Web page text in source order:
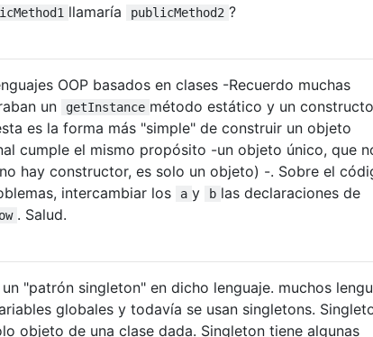
llamaría publicMethod2 ?
OOP basados ​​en clases -Recuerdo muchas
un
getInstance método estático y un
es la forma más "simple" de construir un objeto
cumple el mismo propósito -un objeto único, que
hay constructor, es solo un objeto) -. Sobre el
intercambiar los
a y b las declaraciones de
. Salud.
"patrón singleton" en dicho lenguaje. muchos
globales y todavía se usan singletons.
objeto de una clase dada. Singleton tiene algunas